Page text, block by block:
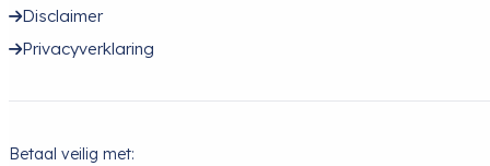
Disclaimer
Privacyverklaring
Betaal veilig met: